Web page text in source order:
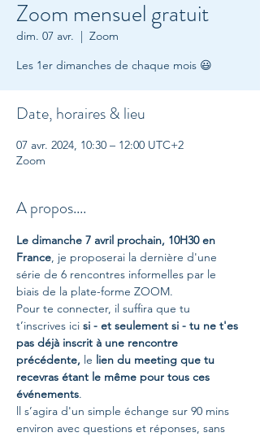
Zoom mensuel gratuit
dim. 07 avr.
  |
Zoom
Les 1er dimanches de chaque mois 😃
Date, horaires & lieu
07 avr. 2024, 10:30 – 12:00 UTC+2
Zoom
A propos....
Le dimanche 7 avril prochain, 10H30 en
France, je proposerai la dernière d'une
série de 6 rencontres informelles par le
biais de la plate-forme ZOOM.
Pour te connecter, il suffira que tu
t’inscrives ici si - et seulement si - tu ne t'es
pas déjà inscrit à une rencontre
précédente, le lien du meeting que tu
recevras étant le même pour tous ces
événements.
ll s’agira d'un simple échange sur 90 mins
environ avec questions et réponses, sans